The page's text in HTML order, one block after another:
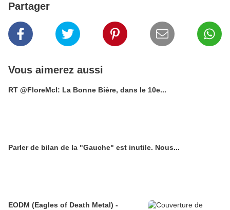
Partager
Vous aimerez aussi
RT @FloreMcl: La Bonne Bière, dans le 10e...
Parler de bilan de la "Gauche" est inutile. Nous...
EODM (Eagles of Death Metal) -